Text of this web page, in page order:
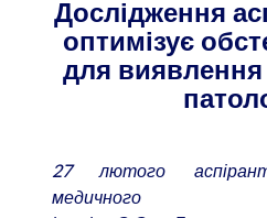
Дослідження
оптимізує
для виявлення
27 лютого
медичного